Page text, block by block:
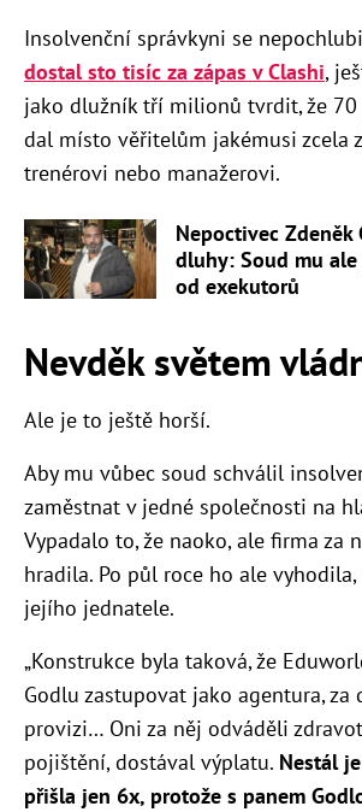
Insolvenční správkyni se
dostal sto tisíc za zápas v Clashi,
jako dlužník tří milionů tvrdit, že 70
dal místo věřitelům jakémusi zcela
trenérovi nebo manažerovi.
Nepoctivec Zdeněk
dluhy: Soud mu
od exekutorů
Nevděk světem
Ale je to ještě horší.
Aby mu vůbec soud schválil
zaměstnat v jedné společnosti na
Vypadalo to, že naoko, ale firma za
hradila. Po půl roce ho ale
jejího jednatele.
„Konstrukce byla taková, že
Godlu zastupovat jako agentura, za
provizi… Oni za něj odváděli
pojištění, dostával výplatu. Nestál
přišla jen 6x, protože s panem